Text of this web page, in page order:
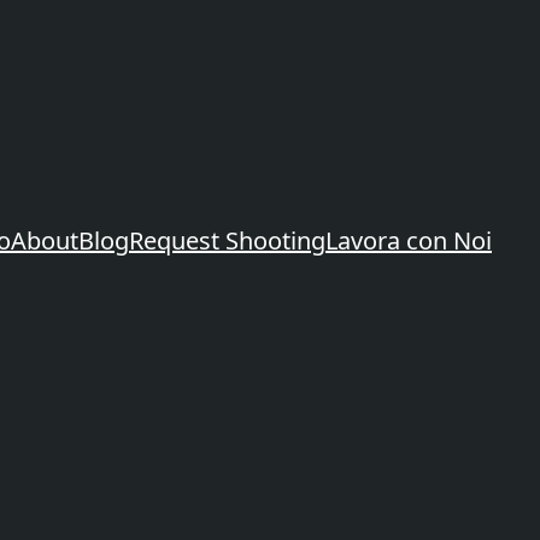
AboutBlogRequest ShootingLavora con Noi